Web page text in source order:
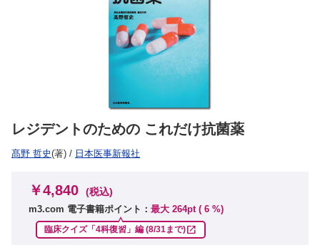
レジデントのための これだけ抗菌薬
髙野 哲史(著) / 日本医事新報社
￥4,840 (税込)
m3.com 電子書籍ポイント： 最大 264pt ( 6 %)
臨床クイズ「4科復習」編 (8/31まで)